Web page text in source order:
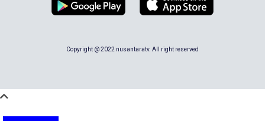
Copyright @ 2022 nusantaratv. All right reserved